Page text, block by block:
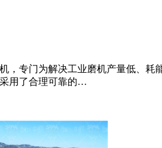
，专门为解决工业磨机产量低、
用了合理可靠的…